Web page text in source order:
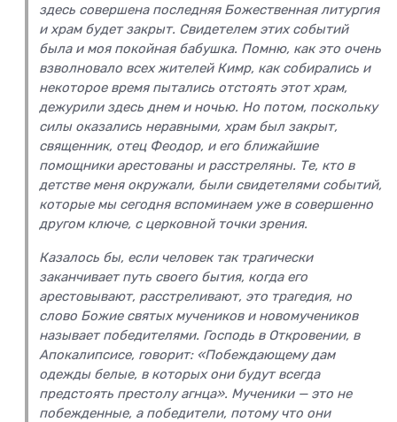
здесь совершена последняя Божественная литургия
и храм будет закрыт. Свидетелем этих событий
была и моя покойная бабушка. Помню, как это очень
взволновало всех жителей Кимр, как собирались и
некоторое время пытались отстоять этот храм,
дежурили здесь днем и ночью. Но потом, поскольку
силы оказались неравными, храм был закрыт,
священник, отец Феодор, и его ближайшие
помощники арестованы и расстреляны. Те, кто в
детстве меня окружали, были свидетелями событий,
которые мы сегодня вспоминаем уже в совершенно
другом ключе, с церковной точки зрения.
Казалось бы, если человек так трагически
заканчивает путь своего бытия, когда его
арестовывают, расстреливают, это трагедия, но
слово Божие святых мучеников и новомучеников
называет победителями. Господь в Откровении, в
Апокалипсисе, говорит: «Побеждающему дам
одежды белые, в которых они будут всегда
предстоять престолу агнца». Мученики — это не
побежденные, а победители, потому что они